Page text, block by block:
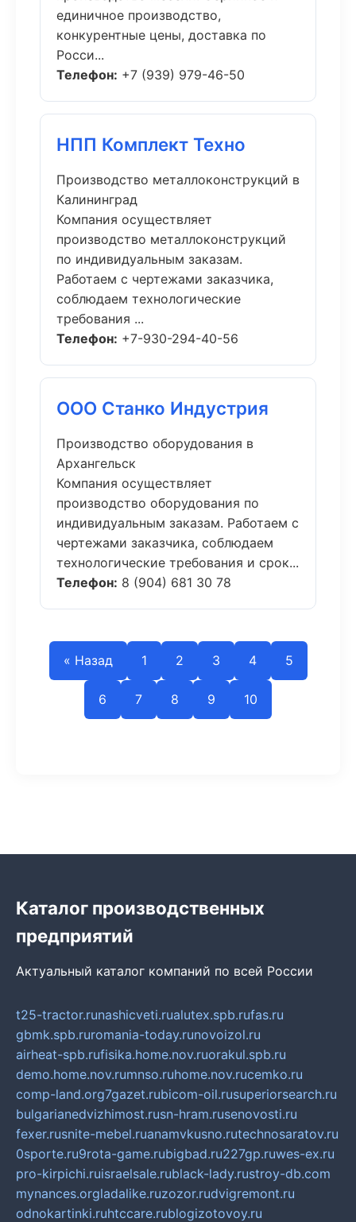
единичное производство,
конкурентные цены, доставка по
Росси...
Телефон: +7 (939) 979-46-50
НПП Комплект Техно
Производство металлоконструкций в
Калининград
Компания осуществляет
производство металлоконструкций
по индивидуальным заказам.
Работаем с чертежами заказчика,
соблюдаем технологические
требования ...
Телефон: +7-930-294-40-56
ООО Станко Индустрия
Производство оборудования в
Архангельск
Компания осуществляет
производство оборудования по
индивидуальным заказам. Работаем с
чертежами заказчика, соблюдаем
технологические требования и срок...
Телефон: 8 (904) 681 30 78
« Назад 1 2 3 4 5
6 7 8 9 10
Каталог производственных
предприятий
Актуальный каталог компаний по всей России
t25-tractor.runashicveti.rualutex.spb.rufas.ru
gbmk.spb.ruromania-today.runovoizol.ru
airheat-spb.rufisika.home.nov.ruorakul.spb.ru
demo.home.nov.rumnso.ruhome.nov.rucemko.ru
comp-land.org7gazet.rubicom-oil.rusuperiorsearch.ru
bulgarianedvizhimost.rusn-hram.rusenovosti.ru
fexer.rusnite-mebel.ruanamvkusno.rutechnosaratov.ru
0sporte.ru9rota-game.rubigbad.ru227gp.ruwes-ex.ru
pro-kirpichi.ruisraelsale.rublack-lady.rustroy-db.com
mynances.orgladalike.ruzozor.rudvigremont.ru
odnokartinki.ruhtccare.rublogizotovoy.ru